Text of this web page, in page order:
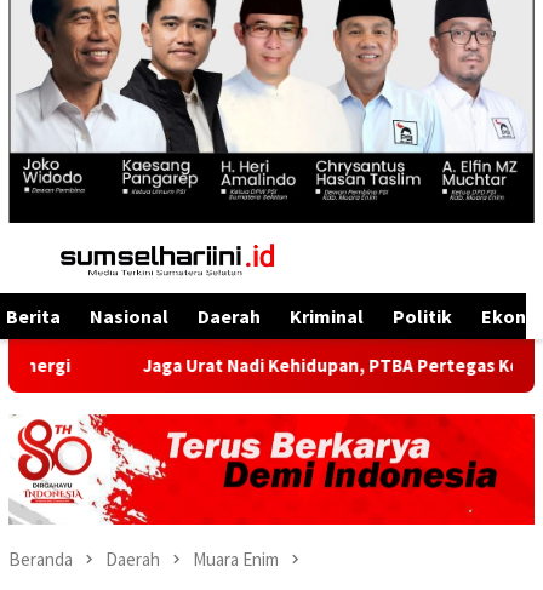
Menu
Mobile
Berita Nasional Daerah Kriminal Politik
Jaga Urat Nadi Kehidupan, PTBA Pertegas Komitmen
Beranda Daerah Muara Enim